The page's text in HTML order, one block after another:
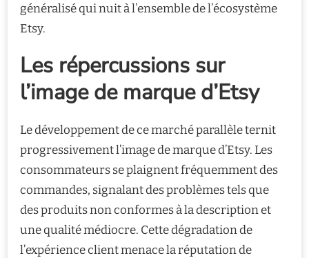
généralisé qui nuit à l’ensemble de l’écosystème
Etsy.
Les répercussions sur
l’image de marque d’Etsy
Le développement de ce marché parallèle ternit
progressivement l’image de marque d’Etsy. Les
consommateurs se plaignent fréquemment des
commandes, signalant des problèmes tels que
des produits non conformes à la description et
une qualité médiocre. Cette dégradation de
l’expérience client menace la réputation de